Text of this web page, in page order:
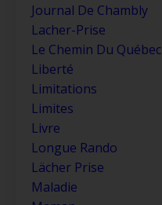
Journal De Chambly
Lacher-Prise
Le Chemin Du Québec
Liberté
Limitations
Limites
Livre
Longue Rando
Lächer Prise
Maladie